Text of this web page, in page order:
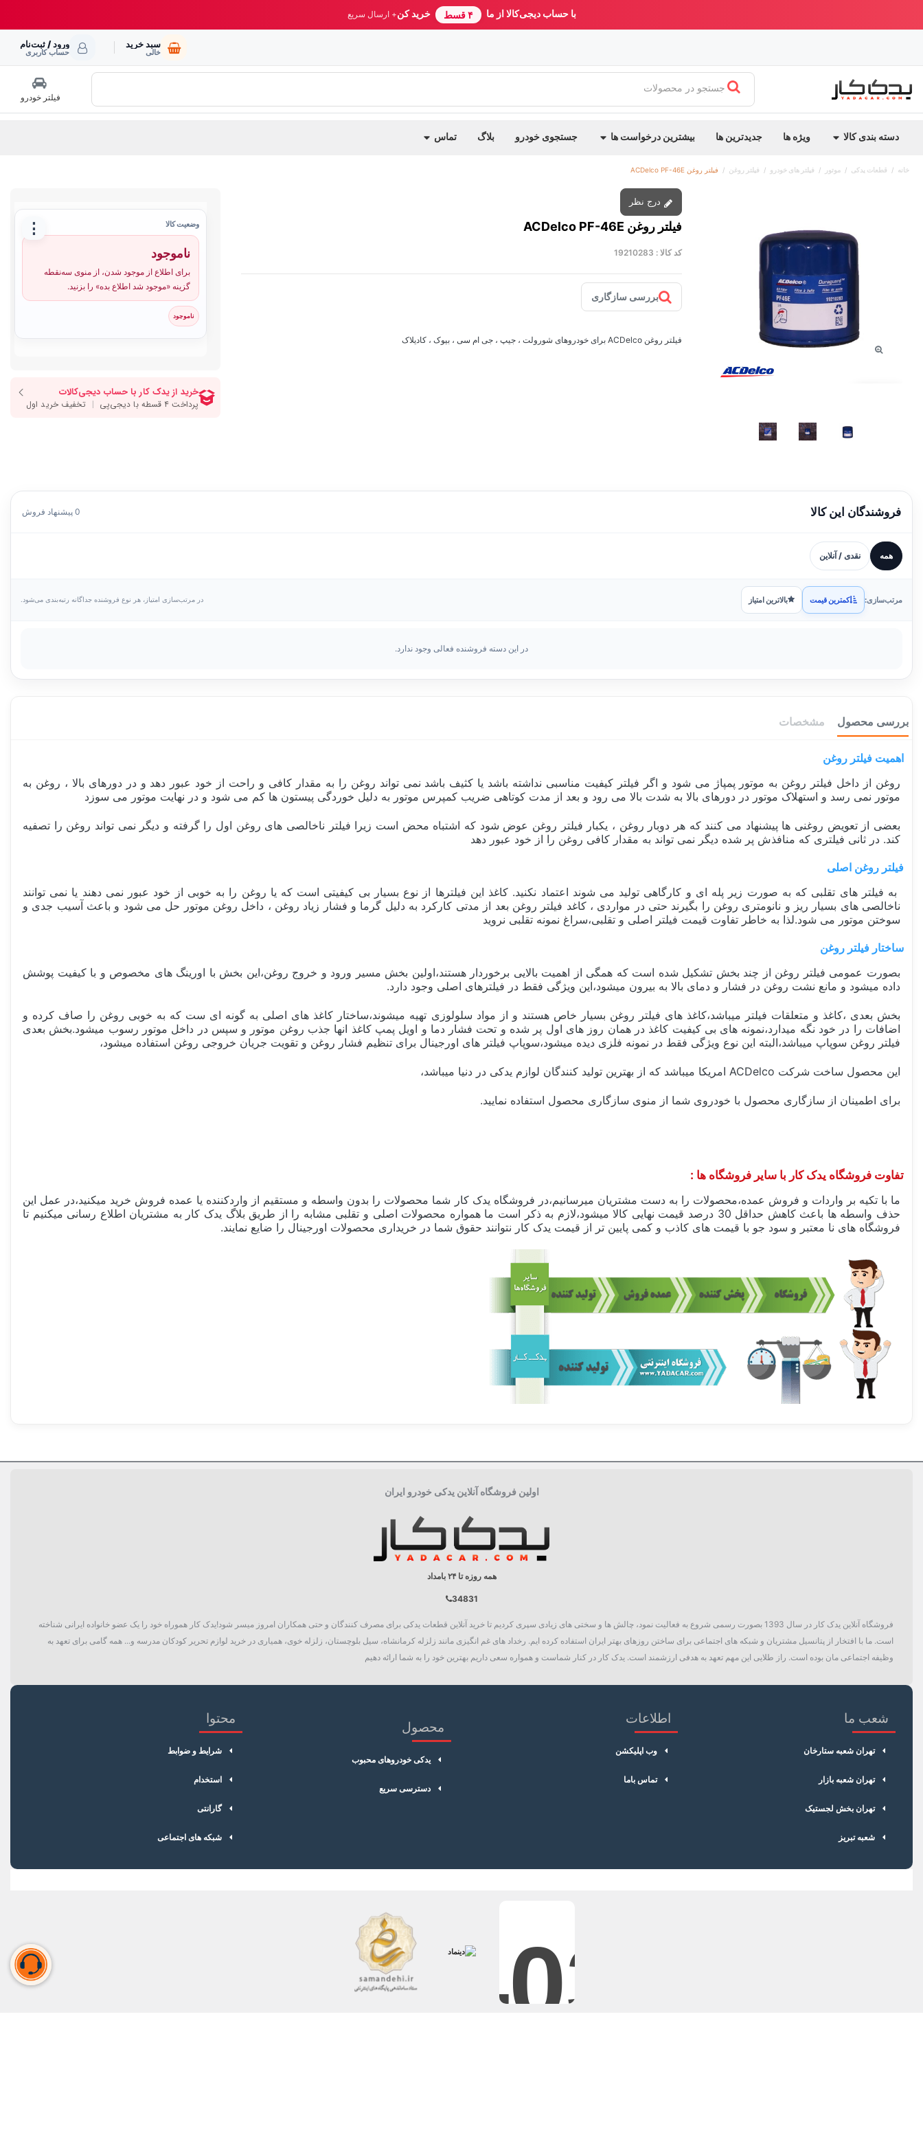
با حساب دیجی‌کالا از ما ۴ قسط خرید کن+ ارسال سریع
سبد خرید
خالی
ورود / ثبت‌نام
حساب کاربری
جستجو در محصولات
فیلتر خودرو
دسته بندی کالا ویژه ها جدیدترین ها بیشترین درخواست ها جستجوی خودرو بلاگ تماس
خانه قطعات یدکی موتور فیلتر های خودرو فیلتر روغن فیلتر روغن ACDelco PF-46E
فیلتر روغن ACDelco PF-46E
کد کالا : 19210283
بررسی سازگاری
فیلتر روغن ACDelco برای خودروهای شورولت ، جیپ ، جی ام سی ، بیوک ، کادیلاک
⋮ وضعیت کالا
ناموجود
برای اطلاع از موجود شدن، از منوی سه‌نقطه
گزینه «موجود شد اطلاع بده» را بزنید.
ناموجود
فروشندگان این کالا 0 پیشنهاد فروش
همه نقدی / آنلاین
مرتب‌سازی: کمترین قیمت بالاترین امتیاز در مرتب‌سازی امتیاز، هر نوع فروشنده جداگانه رتبه‌بندی می‌شود.
در این دسته فروشنده فعالی وجود ندارد.
بررسی محصول مشخصات
اهمیت فیلتر روغن
روغن از داخل فیلتر روغن به موتور پمپاژ می شود و اگر فیلتر کیفیت مناسبی نداشته باشد یا کثیف باشد نمی تواند روغن را به مقدار کافی و راحت از خود عبور دهد و در دورهای بالا ، روغن به
موتور نمی رسد و استهلاک موتور در دورهای بالا به شدت بالا می رود و بعد از مدت کوتاهی ضریب کمپرس موتور به دلیل خوردگی پیستون ها کم می شود و در نهایت موتور می سوزد
بعضی از تعویض روغنی ها پیشنهاد می کنند که هر دوبار روغن ، یکبار فیلتر روغن عوض شود که اشتباه محض است زیرا فیلتر ناخالصی های روغن اول را گرفته و دیگر نمی تواند روغن را تصفیه
کند. در ثانی فیلتری که منافذش پر شده دیگر نمی تواند به مقدار کافی روغن را از خود عبور دهد
فیلتر روغن اصلی
به فیلتر های تقلبی که به صورت زیر پله ای و کارگاهی تولید می شوند اعتماد نکنید. کاغذ این فیلترها از نوع بسیار بی کیفیتی است که یا روغن را به خوبی از خود عبور نمی دهند یا نمی توانند
ناخالصی های بسیار ریز و نانومتری روغن را بگیرند حتی در مواردی ، کاغد فیلتر روغن بعد از مدتی کارکرد به دلیل گرما و فشار زیاد روغن ، داخل روغن موتور حل می شود و باعث آسیب جدی و
سوختن موتور می شود.لذا به خاطر تفاوت قیمت فیلتر اصلی و تقلبی،سراغ نمونه تقلبی نروید
ساختار فیلتر روغن
بصورت عمومی فیلتر روغن از چند بخش تشکیل شده است که همگی از اهمیت بالایی برخوردار هستند،اولین بخش مسیر ورود و خروج روغن،این بخش با اورینگ های مخصوص و با کیفیت پوشش
داده میشود و مانع نشت روغن در فشار و دمای بالا به بیرون میشود،این ویژگی فقط در فیلترهای اصلی وجود دارد.
بخش بعدی ،کاغذ و متعلقات فیلتر میباشد،کاغذ های فیلتر روغن بسیار خاص هستند و از مواد سلولوزی تهیه میشوند،ساختار کاغذ های اصلی به گونه ای ست که به خوبی روغن را صاف کرده و
اضافات را در خود نگه میدارد،نمونه های بی کیفیت کاغذ در همان روز های اول پر شده و تحت فشار دما و اویل پمپ کاغذ انها جذب روغن موتور و سپس در داخل موتور رسوب میشود.بخش بعدی
فیلتر روغن سوپاپ میباشد،البته این نوع ویژگی فقط در نمونه فلزی دیده میشود،سوپاپ فیلتر های اورجینال برای تنظیم فشار روغن و تقویت جریان خروجی روغن استفاده میشود،
این محصول ساخت شرکت ACDelco امریکا میباشد که از بهترین تولید کنندگان لوازم یدکی در دنیا میباشد،
برای اطمینان از سازگاری محصول با خودروی شما از منوی سازگاری محصول استفاده نمایید.
تفاوت فروشگاه یدک کار با سایر فروشگاه ها :
ما با تکیه بر واردات و فروش عمده،محصولات را به دست مشتریان میرسانیم،در فروشگاه یدک کار شما محصولات را بدون واسطه و مستقیم از واردکننده یا عمده فروش خرید میکنید،در عمل این
حذف واسطه ها باعث کاهش حداقل 30 درصد قیمت نهایی کالا میشود،لازم به ذکر است ما همواره محصولات اصلی و تقلبی مشابه را از طریق بلاگ یدک کار به مشتریان اطلاع رسانی میکنیم تا
فروشگاه های نا معتبر و سود جو با قیمت های کاذب و کمی پایین تر از قیمت یدک کار نتوانند حقوق شما در خریداری محصولات اورجینال را ضایع نمایند.
اولین فروشگاه آنلاین یدکی خودرو ایران
همه روزه تا ۲۴ بامداد
34831
فروشگاه آنلاین یدک کار در سال 1393 بصورت رسمی شروع به فعالیت نمود، چالش ها و سختی های زیادی سپری کردیم تا خرید آنلاین قطعات یدکی برای مصرف کنندگان و حتی همکاران امروز میسر شود!یدک کار هموراه خود را یک عضو خانواده ایرانی شناخته
است. ما با افتخار از پتانسیل مشتریان و شبکه های اجتماعی برای ساختن روزهای بهتر ایران استفاده کرده ایم. رخداد های غم انگیزی مانند زلزله کرمانشاه، سیل بلوچستان، زلزله خوی، همیاری در خرید لوازم تحریر کودکان مدرسه و... همه گامی برای تعهد به
وظیفه اجتماعی مان بوده است. راز طلایی این مهم تعهد به هدفی ارزشمند است. یدک کار در کنار شماست و همواره سعی داریم بهترین خود را به شما ارائه دهیم
شعب ما
تهران شعبه ستارخان
تهران شعبه بازار
تهران بخش لجستیک
شعبه تبریز
اطلاعات
وب اپلیکشن
تماس باما
محصول
یدکی خودروهای محبوب
دسترسی سریع
محتوا
شرایط و ضوابط
استخدام
گارانتی
شبکه های اجتماعی